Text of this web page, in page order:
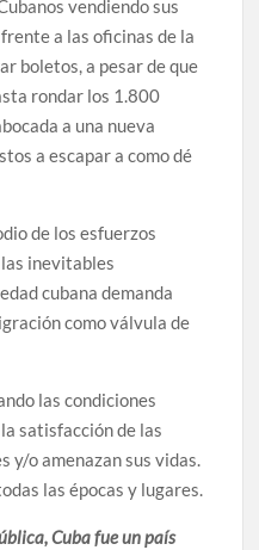
vendiendo sus
a las oficinas de la
boletos, a pesar de que
rondar los 1.800
a una nueva
a escapar a como dé
de los esfuerzos
inevitables
cubana demanda
como válvula de
las condiciones
satisfacción de las
y/o amenazan sus vidas.
las épocas y lugares.
Cuba fue un país